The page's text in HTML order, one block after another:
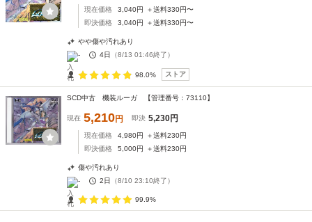
現在価格 3,040円 ＋送料330円〜
即決価格
3,040円 ＋送料330円〜
やや傷や汚れあり
-
4日 （8/13 01:46終了）
98.0% ストア
SCD中古 機装ルーガ 【管理番号：73110】
現在 5,210円 即決 5,230円
現在価格 4,980円 ＋送料230円
即決価格
5,000円 ＋送料230円
傷や汚れあり
-
2日 （8/10 23:10終了）
99.9%